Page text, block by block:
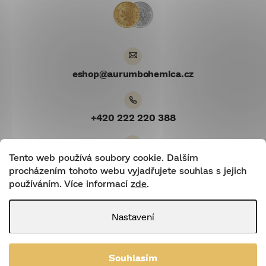
Tento web používá soubory cookie. Dalším
procházením tohoto webu vyjadřujete souhlas s jejich
používáním. Více informací zde.
Nastavení
Souhlasím
eshop@aurumbohemica.cz
+420 222 220 388
Youtube
Aurum Bohemica. Všechna práva vyhrazena.